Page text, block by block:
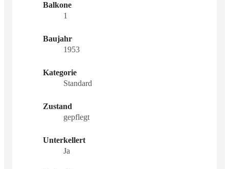
Balkone
1
Baujahr
1953
Kategorie
Standard
Zustand
gepflegt
Unterkellert
Ja